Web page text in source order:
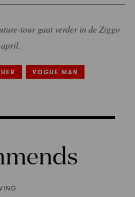
tour gaat verder in de Ziggo
VOGUE MAN